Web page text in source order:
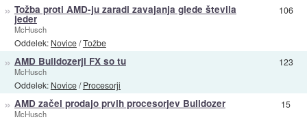
» Tožba proti AMD-ju zaradi zavajanja glede števila
jeder
McHusch
Oddelek: Novice/Tožbe
106
» AMD Bulldozerji FX so tu
McHusch
Oddelek: Novice/Procesorji
123
» AMD začel prodajo prvih procesorjev Bulldozer
McHusch
15